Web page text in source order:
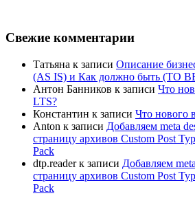
Свежие комментарии
Татьяна к записи Описание
(AS IS) и Как должно быть (TO
Антон Банников к записи Что
LTS?
Константин к записи Что нового
Anton к записи Добавляем meta
страницу архивов Custom Post
Pack
dtp.readerк записи Добавляем
страницу архивов Custom Post
Pack